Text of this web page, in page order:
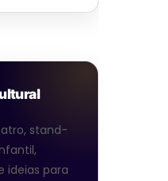
stand-
ideias para